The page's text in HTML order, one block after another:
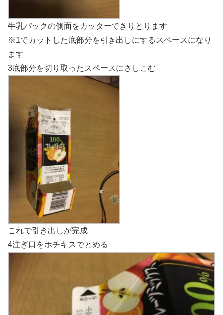
牛乳パックの側面をカッターできりとります
※1でカットした底部分を引き出しにするスペースになり
ます
3底部分を切り取ったスペースにさしこむ
これで引き出しが完成
4注ぎ口をホチキスでとめる